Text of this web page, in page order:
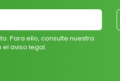
Para ello, consulte nuestra
aviso legal.